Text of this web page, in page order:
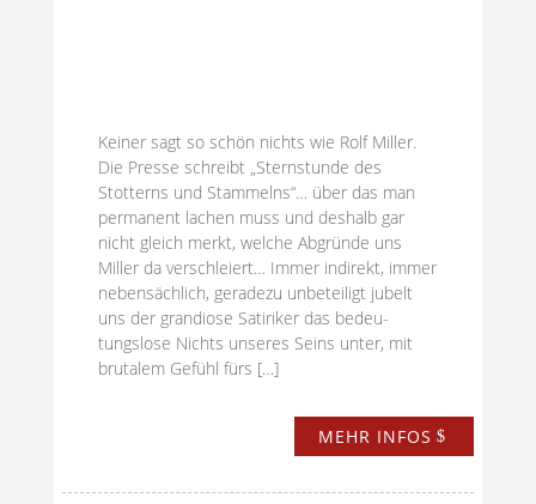
Keiner sagt so schön nichts wie Rolf Miller.
Die Presse schreibt „Sternstunde des
Stotterns und Stam­melns“… über das man
permanent lachen muss und deshalb gar
nicht gleich merkt, welche Abgründe uns
Miller da verschleiert… Immer indirekt, immer
nebensächlich, geradezu unbeteiligt jubelt
uns der grandiose Satiriker das bedeu­
tungslose Nichts unseres Seins unter, mit
brutalem Gefühl fürs […]
MEHR INFOS